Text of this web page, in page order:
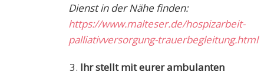
Dienst in der Nähe finden:
https://www.malteser.de/hospizarbeit-
palliativversorgung-trauerbegleitung.html
Ihr stellt mit eurer ambulanten